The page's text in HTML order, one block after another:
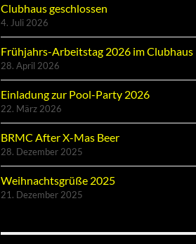
Clubhaus geschlossen
4. Juli 2026
Frühjahrs-Arbeitstag 2026 im Clubhaus
28. April 2026
Einladung zur Pool-Party 2026
22. März 2026
BRMC After X-Mas Beer
28. Dezember 2025
Weihnachtsgrüße 2025
21. Dezember 2025